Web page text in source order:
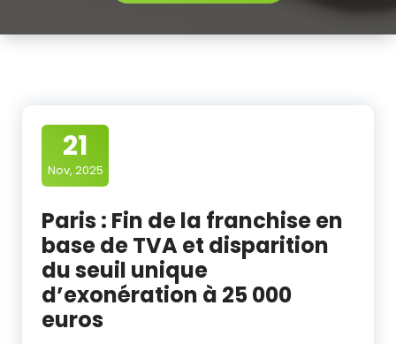
21
Nov, 2025
Paris : Fin de la franchise en
base de TVA et disparition
du seuil unique
d’exonération à 25 000
euros